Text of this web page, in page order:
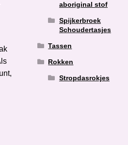
aboriginal stof
Spijkerbroek
Schoudertasjes
Tassen
Rokken
Stropdasrokjes